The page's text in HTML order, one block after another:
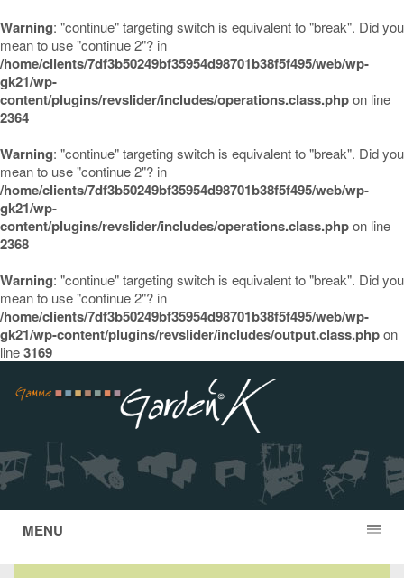
Warning: "continue" targeting switch is equivalent to "break". Did you
mean to use "continue 2"? in
/home/clients/7df3b50249bf35954d98701b38f5f495/web/wp-
gk21/wp-
content/plugins/revslider/includes/operations.class.phpon line
2364
Warning: "continue" targeting switch is equivalent to "break". Did you
mean to use "continue 2"? in
/home/clients/7df3b50249bf35954d98701b38f5f495/web/wp-
gk21/wp-
content/plugins/revslider/includes/operations.class.phpon line
2368
Warning: "continue" targeting switch is equivalent to "break". Did you
mean to use "continue 2"? in
/home/clients/7df3b50249bf35954d98701b38f5f495/web/wp-
gk21/wp-content/plugins/revslider/includes/output.class.phpon
line3169
MENU